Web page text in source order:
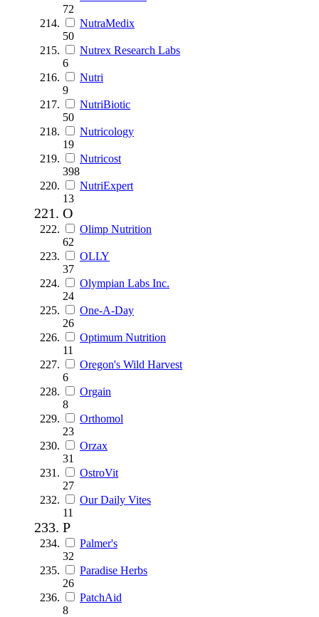
72
NutraMedix
50
Nutrex Research Labs
6
Nutri
9
NutriBiotic
50
Nutricology
19
Nutricost
398
NutriExpert
13
O
Olimp Nutrition
62
OLLY
37
Olympian Labs Inc.
24
One-A-Day
26
Optimum Nutrition
11
Oregon's Wild Harvest
6
Orgain
8
Orthomol
23
Orzax
31
OstroVit
27
Our Daily Vites
11
P
Palmer's
32
Paradise Herbs
26
PatchAid
8